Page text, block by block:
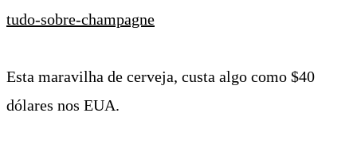
tudo-sobre-champagne
Esta maravilha de cerveja, custa algo como $40
dólares nos EUA.